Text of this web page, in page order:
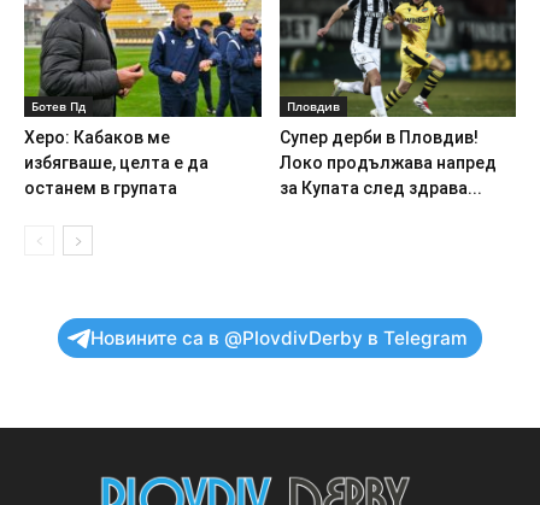
Ботев Пд
Херо: Кабаков ме
избягваше, целта е да
останем в групата
Пловдив
Супер дерби в Пловдив!
Локо продължава напред
за Купата след здрава...
Новините са в @PlovdivDerby в Telegram